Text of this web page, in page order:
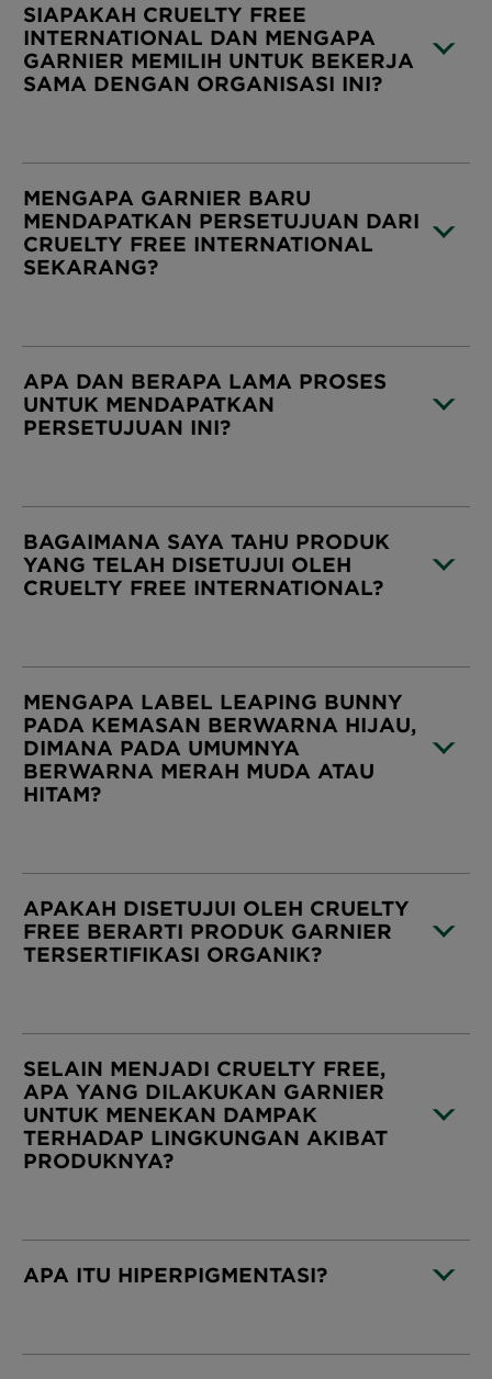
SIAPAKAH CRUELTY FREE
INTERNATIONAL DAN MENGAPA
GARNIER MEMILIH UNTUK BEKERJA
SAMA DENGAN ORGANISASI INI?
MENGAPA GARNIER BARU
MENDAPATKAN PERSETUJUAN DARI
CRUELTY FREE INTERNATIONAL
SEKARANG?
APA DAN BERAPA LAMA PROSES
UNTUK MENDAPATKAN
PERSETUJUAN INI?
BAGAIMANA SAYA TAHU PRODUK
YANG TELAH DISETUJUI OLEH
CRUELTY FREE INTERNATIONAL?
MENGAPA LABEL LEAPING BUNNY
PADA KEMASAN BERWARNA HIJAU,
DIMANA PADA UMUMNYA
BERWARNA MERAH MUDA ATAU
HITAM?
APAKAH DISETUJUI OLEH CRUELTY
FREE BERARTI PRODUK GARNIER
TERSERTIFIKASI ORGANIK?
SELAIN MENJADI CRUELTY FREE,
APA YANG DILAKUKAN GARNIER
UNTUK MENEKAN DAMPAK
TERHADAP LINGKUNGAN AKIBAT
PRODUKNYA?
APA ITU HIPERPIGMENTASI?